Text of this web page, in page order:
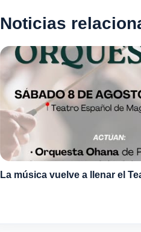
Noticias
La música vuelve a llenar el